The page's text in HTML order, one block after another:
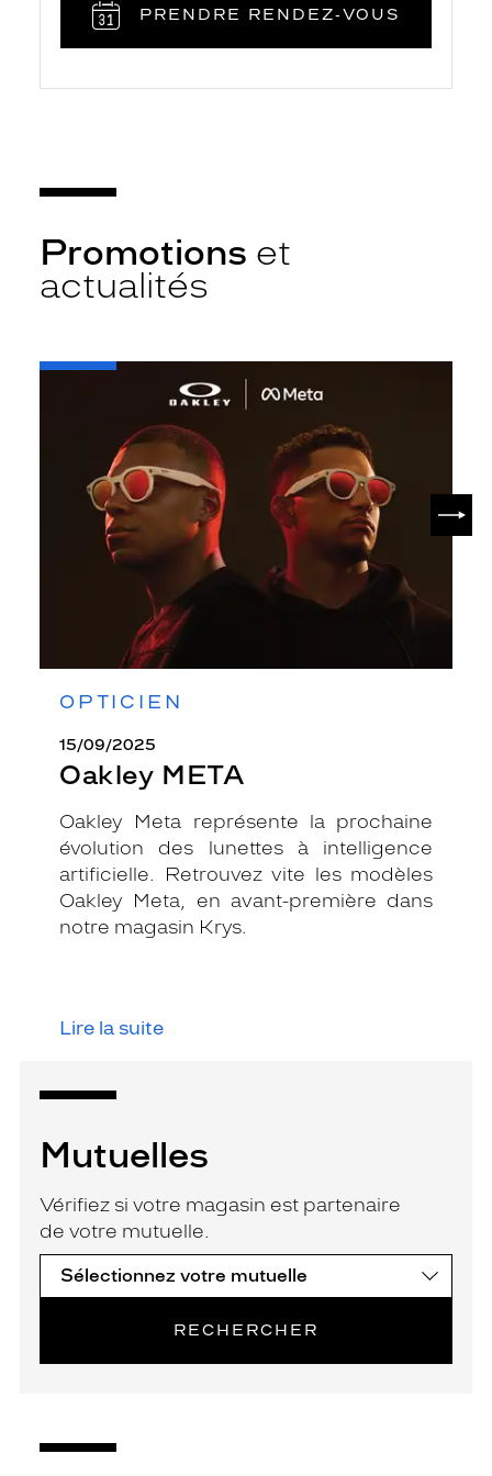
PRENDRE RENDEZ‑VOUS
Promotions et
actualités
OPTICIEN
15/09/2025
Oakley META
Oakley Meta représente la prochaine
évolution des lunettes à intelligence
artificielle. Retrouvez vite les modèles
Oakley Meta, en avant-première dans
notre magasin Krys.
Lire la suite
-
Mutuelles
Vérifiez si votre magasin est partenaire
de votre mutuelle.
RECHERCHER